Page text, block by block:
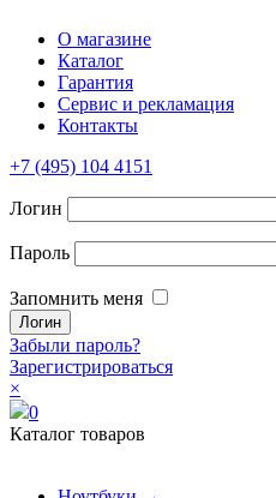
О магазине
Каталог
Гарантия
Сервис и рекламация
Контакты
+7 (495) 104 4151
Логин
Пароль
Запомнить меня
Забыли пароль?
Зарегистрироваться
×
0
Каталог товаров